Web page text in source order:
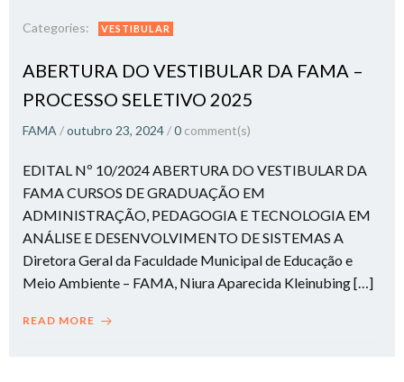
Categories: VESTIBULAR
ABERTURA DO VESTIBULAR DA FAMA –
PROCESSO SELETIVO 2025
FAMA /outubro 23, 2024 /0 comment(s)
EDITAL Nº 10/2024 ABERTURA DO VESTIBULAR DA
FAMA CURSOS DE GRADUAÇÃO EM
ADMINISTRAÇÃO, PEDAGOGIA E TECNOLOGIA EM
ANÁLISE E DESENVOLVIMENTO DE SISTEMAS A
Diretora Geral da Faculdade Municipal de Educação e
Meio Ambiente – FAMA, Niura Aparecida Kleinubing […]
READ MORE